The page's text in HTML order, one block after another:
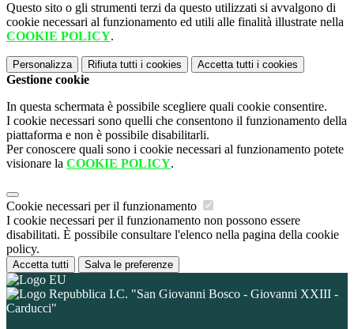
Questo sito o gli strumenti terzi da questo utilizzati si avvalgono di
cookie necessari al funzionamento ed utili alle finalità illustrate nella
COOKIE POLICY.
Personalizza Rifiuta tutti i cookies Accetta tutti i cookies
Gestione cookie
In questa schermata è possibile scegliere quali cookie consentire.
I cookie necessari sono quelli che consentono il funzionamento della
piattaforma e non è possibile disabilitarli.
Per conoscere quali sono i cookie necessari al funzionamento potete
visionare la COOKIE POLICY.
Cookie necessari per il funzionamento
I cookie necessari per il funzionamento non possono essere
disabilitati. È possibile consultare l'elenco nella pagina della cookie
policy.
Accetta tutti Salva le preferenze
I.C. "San Giovanni Bosco - Giovanni XXIII -
Carducci"